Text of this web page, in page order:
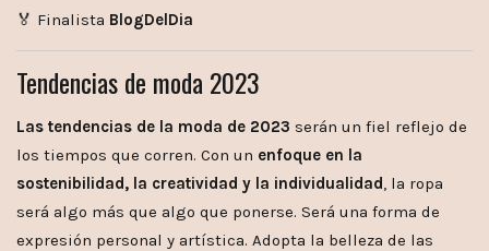
🏅 Finalista BlogDelDia
Tendencias de moda 2023
Las tendencias de la moda de 2023 serán un fiel reflejo de
los tiempos que corren. Con un enfoque en la
sostenibilidad, la creatividad y la individualidad, la ropa
será algo más que algo que ponerse. Será una forma de
expresión personal y artística. Adopta la belleza de las